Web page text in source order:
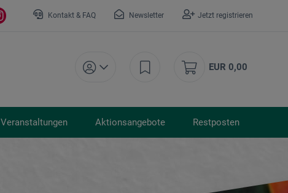
Kontakt & FAQ Newsletter Jetzt registrieren
EUR 0,00
Veranstaltungen Aktionsangebote Restposten